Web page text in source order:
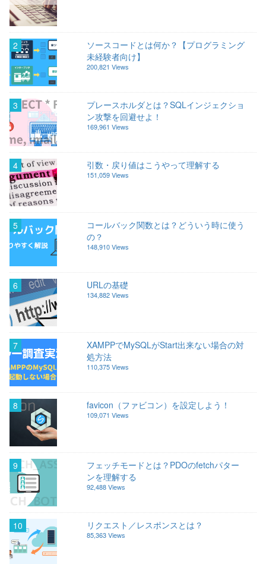
2
ソースコードとは何か？【プログラミング
未経験者向け】
200,821 Views
3
プレースホルダとは？SQLインジェクショ
ン攻撃を回避せよ！
169,961 Views
4 引数・戻り値はこうやって理解する
151,059 Views
5
コールバック関数とは？どういう時に使う
の？
148,910 Views
6 URLの基礎
134,882 Views
7
XAMPPでMySQLがStart出来ない場合の対
処方法
110,375 Views
8 favicon（ファビコン）を設定しよう！
109,071 Views
9
フェッチモードとは？PDOのfetchパター
ンを理解する
92,488 Views
10 リクエスト／レスポンスとは？
85,363 Views